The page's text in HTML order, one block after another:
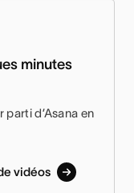
minutes
parti d’Asana en
vidéos